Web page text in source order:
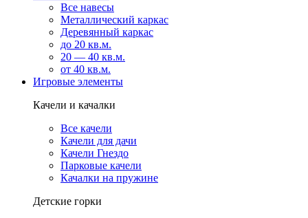
Все навесы
Металлический каркас
Деревянный каркас
до 20 кв.м.
20 — 40 кв.м.
от 40 кв.м.
Игровые элементы
Качели и качалки
Все качели
Качели для дачи
Качели Гнездо
Парковые качели
Качалки на пружине
Детские горки